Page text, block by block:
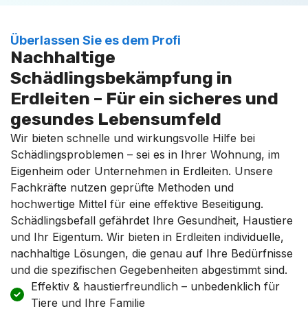
Überlassen Sie es dem Profi
Nachhaltige
Schädlingsbekämpfung in
Erdleiten – Für ein sicheres und
gesundes Lebensumfeld
Wir bieten schnelle und wirkungsvolle Hilfe bei
Schädlingsproblemen – sei es in Ihrer Wohnung, im
Eigenheim oder Unternehmen in Erdleiten. Unsere
Fachkräfte nutzen geprüfte Methoden und
hochwertige Mittel für eine effektive Beseitigung.
Schädlingsbefall gefährdet Ihre Gesundheit, Haustiere
und Ihr Eigentum. Wir bieten in Erdleiten individuelle,
nachhaltige Lösungen, die genau auf Ihre Bedürfnisse
und die spezifischen Gegebenheiten abgestimmt sind.
Effektiv & haustierfreundlich – unbedenklich für
Tiere und Ihre Familie